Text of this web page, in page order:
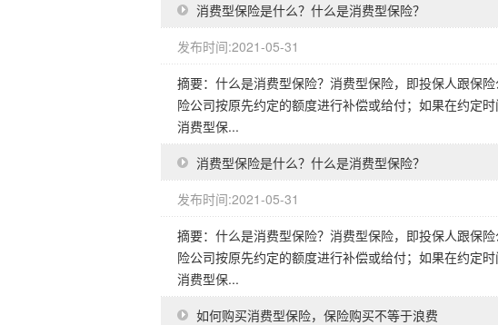
消费型保险是什么？什么是消费型保险？
发布时间:2021-05-31
摘要：什么是消费型保险？消费型保险，即投保人跟保
险公司按原先约定的额度进行补偿或给付；如果在约定
消费型保...
消费型保险是什么？什么是消费型保险？
发布时间:2021-05-31
摘要：什么是消费型保险？消费型保险，即投保人跟保
险公司按原先约定的额度进行补偿或给付；如果在约定
消费型保...
如何购买消费型保险，保险购买不等于浪费